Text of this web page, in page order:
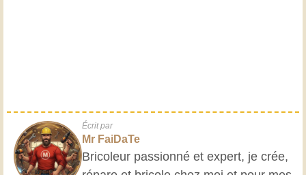
Écrit par
Mr FaiDaTe
Bricoleur passionné et expert, je crée,